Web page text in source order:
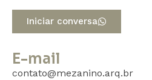
Iniciar conversa
E-mail
contato@mezanino.arq.br